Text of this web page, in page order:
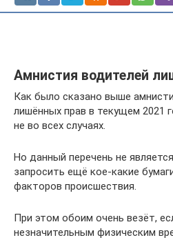
Амнистия водителей
Как было сказано выше
лишённых прав в текущем 2021
не во всех случаях.
Но данный перечень не
запросить ещё кое-какие
факторов происшествия.
При этом обоим очень везёт,
незначительным физическим